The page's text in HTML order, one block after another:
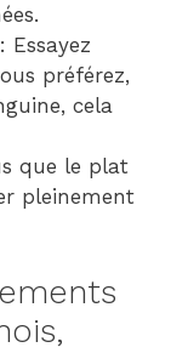
: Essayez
préférez,
cela
que le plat
pleinement